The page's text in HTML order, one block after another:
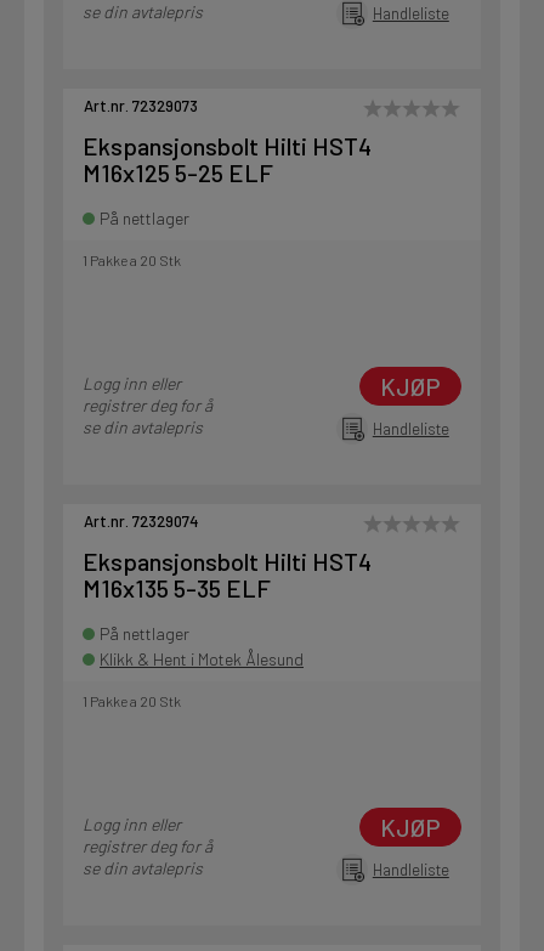
se din avtalepris
Handleliste
Art.nr. 72329073
Ekspansjonsbolt Hilti HST4
M16x125 5-25 ELF
På nettlager
1 Pakke a 20 Stk
Logg inn eller
registrer deg for å
se din avtalepris
KJØP
Handleliste
Art.nr. 72329074
Ekspansjonsbolt Hilti HST4
M16x135 5-35 ELF
På nettlager
Klikk & Hent i Motek Ålesund
1 Pakke a 20 Stk
Logg inn eller
registrer deg for å
se din avtalepris
KJØP
Handleliste